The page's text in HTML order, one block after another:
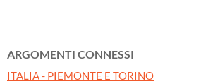
ARGOMENTI CONNESSI
ITALIA - PIEMONTE E TORINO